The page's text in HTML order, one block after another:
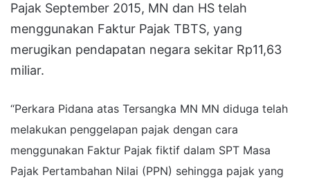
Pajak September 2015, MN dan HS telah
menggunakan Faktur Pajak TBTS, yang
merugikan pendapatan negara sekitar Rp11,63
miliar.
“Perkara Pidana atas Tersangka MN MN diduga telah
melakukan penggelapan pajak dengan cara
menggunakan Faktur Pajak fiktif dalam SPT Masa
Pajak Pertambahan Nilai (PPN) sehingga pajak yang